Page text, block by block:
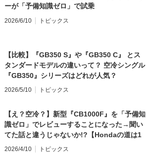
ーが「予備知識ゼロ」で試乗
2026/6/10 トピックス
【比較】『GB350 S』や『GB350 C』 とス
タンダードモデルの違いって？ 空冷シングル
『GB350』シリーズはどれが人気？
2026/5/10 トピックス
【え？空冷？】新型『CB1000F』を「予備知
識ゼロ」でレビューすることになった→聞い
てた話と違うじゃないか!?【Hondaの道は1
日にしてならず／CB1000F ①第一印象 編】
2026/4/10 トピックス